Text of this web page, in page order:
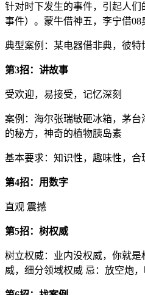
针对时下发生的事件，引起人
事件）。蒙牛借神五，李宁借08
典型案例：某电器借非典，彼特
第3招：讲故事
受欢迎，易接受，记忆深刻
案例：海尔张瑞敏砸冰箱，茅台
的秘方，神奇的植物胰岛素
基本要求：知识性，趣味性，合
第4招：用数字
直观 震撼
第5招：树权威
树立权威：业内没权威，你就
威，细分领域权威 忌：放空炮